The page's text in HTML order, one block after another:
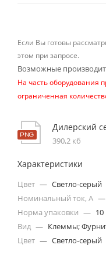
Если Вы готовы
этом при запросе.
Возможные
На часть оборудования
ограниченная
Дилерский
390,2 кб
Характеристики
Цвет — Светло-серый
Номинальный ток, А —
Норма упаковки —
Вид — Клеммы;
Цвет — Светло-серый